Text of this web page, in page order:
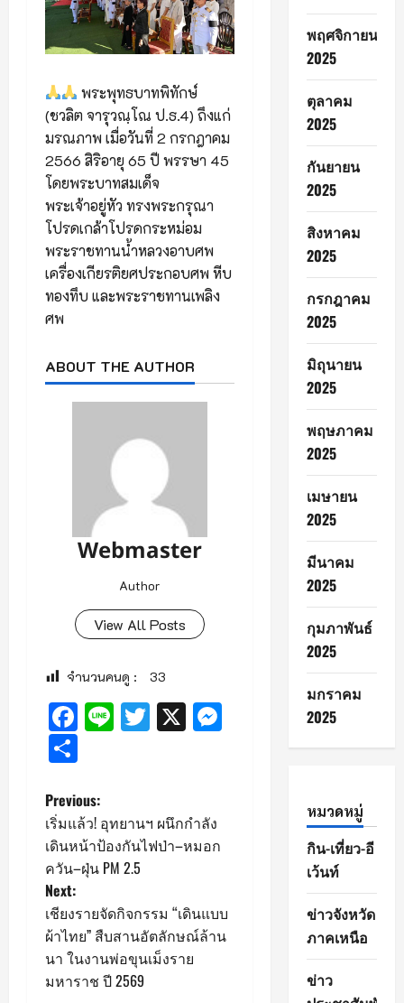
พระพุทธบาทพิทักษ์
(ชวลิต จารุวณฺโณ ป.ธ.4) ถึงแก่
มรณภาพ เมื่อวันที่ 2 กรกฎาคม
2566 สิริอายุ 65 ปี พรรษา 45
โดยพระบาทสมเด็จ
พระเจ้าอยู่หัว ทรงพระกรุณา
โปรดเกล้าโปรดกระหม่อม
พระราชทานน้ำหลวงอาบศพ
เครื่องเกียรติยศประกอบศพ หีบ
ทองทึบ และพระราชทานเพลิง
ศพ
ABOUT THE AUTHOR
Webmaster
Author
View All Posts
จำนวนคนดู : 33
Facebook
LineTwitter
X
Messenger
P
o
s
t
n
Previous:
เริ่มแล้ว! อุทยานฯ ผนึกกำลัง
เดินหน้าป้องกันไฟป่า–หมอก
ควัน–ฝุ่น PM 2.5
Next:
เชียงรายจัดกิจกรรม “เดินแบบ
ผ้าไทย” สืบสานอัตลักษณ์ล้าน
นา ในงานพ่อขุนเม็งราย
มหาราช ปี 2569
พฤศจิกายน
2025
ตุลาคม
2025
กันยายน
2025
สิงหาคม
2025
กรกฎาคม
2025
มิถุนายน
2025
พฤษภาคม
2025
เมษายน
2025
มีนาคม
2025
กุมภาพันธ์
2025
มกราคม
2025
หมวดหมู่
กิน-เที่ยว-อี
เว้นท์
ข่าวจังหวัด
ภาคเหนือ
ข่าว